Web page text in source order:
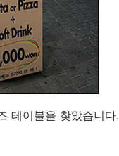
테이블을 찾았습니다.